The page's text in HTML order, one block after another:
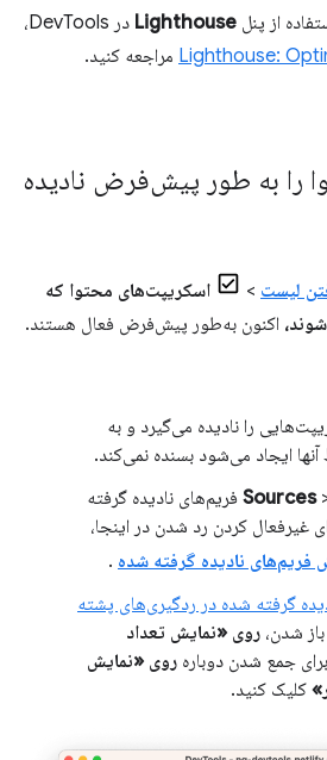
از پنل Lighthouse
در DevTools،
Lighthouse: مراجعه کنید.
را به طور پیش‌فرض نادیده
لیست >
اسکریپت‌های محتوا که
اکنون به‌طور پیش‌فرض فعال هستند.
را نادیده می‌گیرد و به
ایجاد می‌شود بسنده نمی‌کند.
Sources فریم‌های نادیده گرفته
غیرفعال کردن رد شدن در اینجا،
فریم‌های نادیده گرفته شده .
گرفته شده در ردگیری‌های پشته
شدن، روی «نمایش تعداد
جمع شدن دوباره روی «نمایش
کلیک کنید.